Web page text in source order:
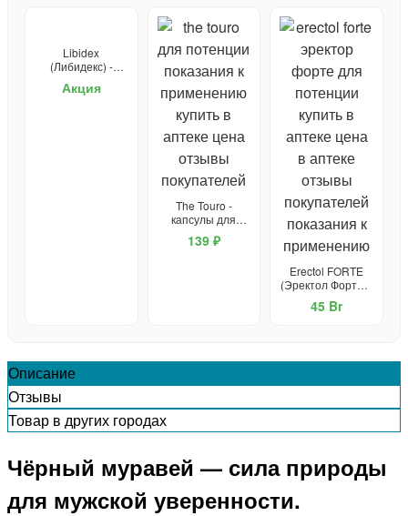
Libidex
(Либидекс) -
простатита и для
Акция
The Touro -
капсулы для
потенции
139 ₽
Erectol FORTE
(Эректол Форте) -
средство для
потенции
45 Br
Описание
Отзывы
Товар в других городах
Чёрный муравей — сила природы
для мужской уверенности.